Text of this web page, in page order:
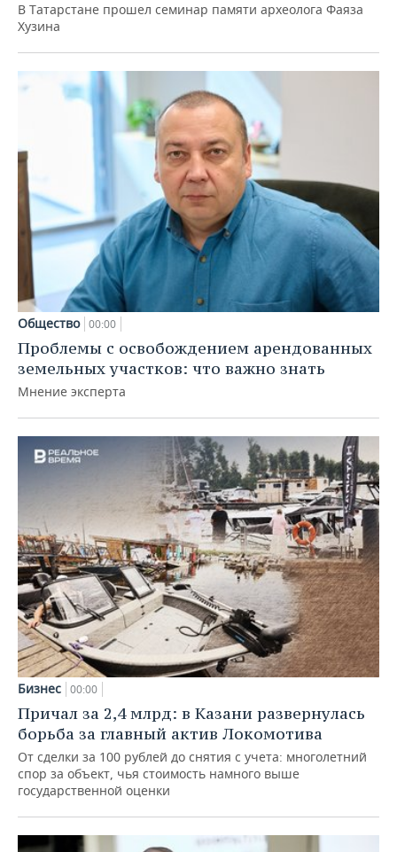
В Татарстане прошел семинар памяти археолога Фаяза
Хузина
Общество 00:00
Проблемы с освобождением арендованных
земельных участков: что важно знать
Мнение эксперта
Бизнес 00:00
Причал за 2,4 млрд: в Казани развернулась
борьба за главный актив Локомотива
От сделки за 100 рублей до снятия с учета: многолетний
спор за объект, чья стоимость намного выше
государственной оценки